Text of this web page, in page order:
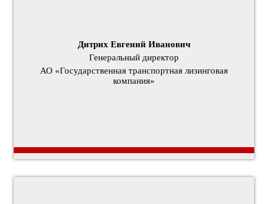
Дитрих Евгений Иванович
Генеральный директор
АО «Государственная транспортная лизинговая
компания»